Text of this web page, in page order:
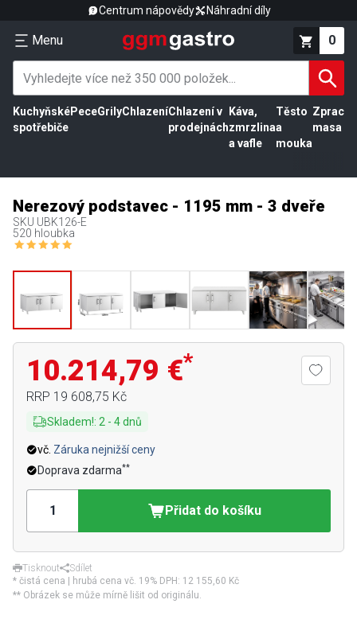
Centrum nápovědy Náhradní díly
Menu 0
Kuchyňské
spotřebiče
PeceGrilyChlazeníChlazení v
prodejnách
Káva,
zmrzlina
a vafle
Těsto
a
mouka
masa
Nerezový podstavec - 1195 mm - 3 dveře
SKU UBK126-E
520 hloubka
10.214,79 €*
RRP 19 608,75 Kč
Skladem!: 2 - 4dnů
vč. Záruka nejnižší ceny
Doprava zdarma**
Přidat do košíku
Tisknout
Sdílet
* čistá cena | hrubá cena vč. 19% DPH: 12 155,60 Kč
** Obrázek se může mírně lišit od originálu.